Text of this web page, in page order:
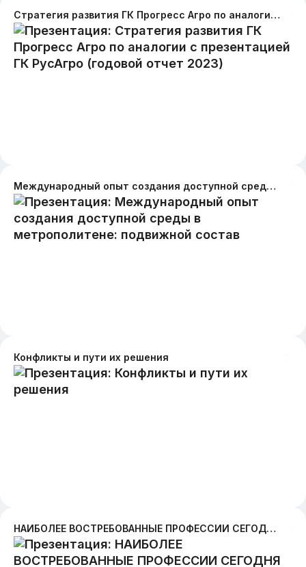
Стратегия развития ГК Прогресс Агро по аналогии с презентацией ГК РусАгро (годовой отчет 2023)
Международный опыт создания доступной среды в метрополитене: подвижной состав
Конфликты и пути их решения
НАИБОЛЕЕ ВОСТРЕБОВАННЫЕ ПРОФЕССИИ СЕГОДНЯ И 50 ЛЕТ НАЗАД